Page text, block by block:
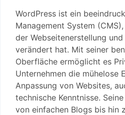
WordPress ist ein
Management System
der Webseitenerstellung
verändert hat. Mit seiner
Oberfläche ermöglicht es
Unternehmen die mühelose
Anpassung von Websites,
technische Kenntnisse.
von einfachen Blogs bis hin